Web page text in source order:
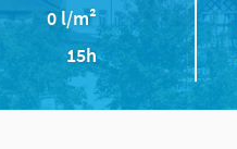
0 l/m²
15h